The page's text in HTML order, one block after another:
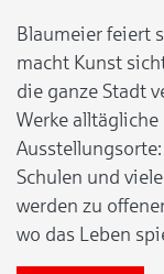
Blaumeier feiert
macht Kunst
die ganze Stadt
Werke
Schulen und
werden zu
wo das Leben